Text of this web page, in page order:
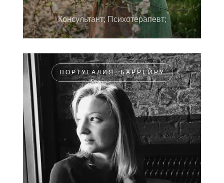
Консультант; Психотерапевт;
ПОРТУГАЛИЯ, БАРРЕЙРУ